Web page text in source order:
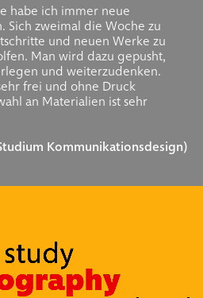
habe ich immer neue
zweimal die Woche zu
und neuen Werke zu
Man wird dazu gepusht,
und weiterzudenken.
frei und ohne Druck
an Materialien ist sehr
Kommunikationsdesign)